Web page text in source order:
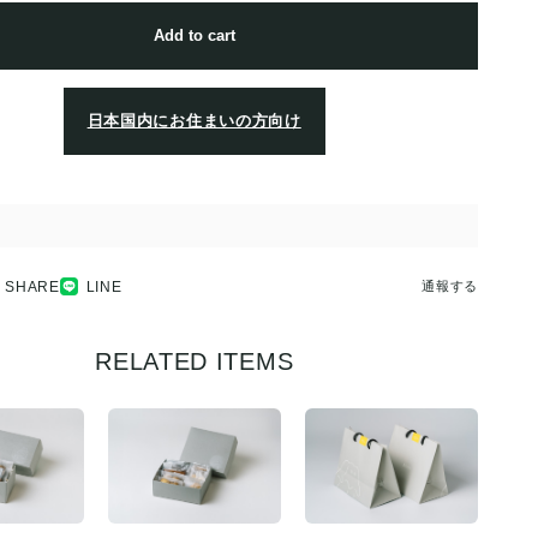
Add to cart
日本国内にお住まいの方向け
SHARE LINE 通報する
RELATED ITEMS